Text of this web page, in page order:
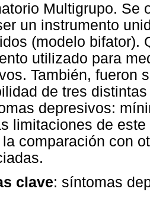
Multigrupo. Se
un instrumento
(modelo bifator).
utilizado para
También, fueron
de tres
depresivos:
limitaciones de
comparación con
clave: síntomas